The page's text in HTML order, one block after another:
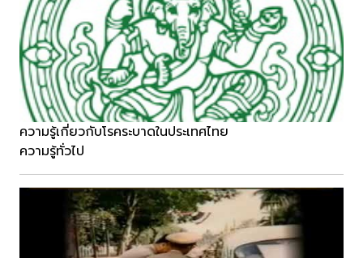
ความรู้เกี่ยวกับโรคระบาดในประเทศไทย
ความรู้ทั่วไป